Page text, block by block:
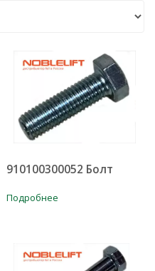
910100300052 Болт
Подробнее